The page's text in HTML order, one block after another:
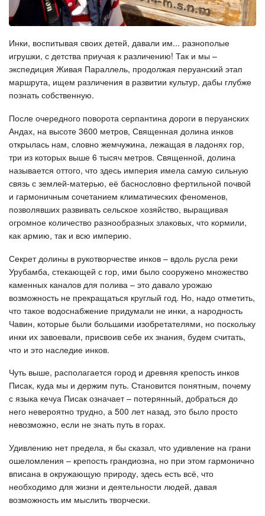
Инки, воспитывая своих детей, давали им... разнополые
игрушки, с детства приучая к различению! Так и мы –
экспедиция Живая Параллель, продолжая перуанский этап
маршрута, ищем различения в развитии культур, дабы глубже
познать собственную.
После очередного поворота серпантина дороги в перуанских
Андах, на высоте 3600 метров, Священная долина инков
открылась нам, словно жемчужина, лежащая в ладонях гор,
три из которых выше 6 тысяч метров. Священной, долина
называется оттого, что здесь империя имела самую сильную
связь с землей-матерью, её баснословно фертильной почвой
и гармоничным сочетанием климатических феноменов,
позволявших развивать сельское хозяйство, выращивая
огромное количество разнообразных злаковых, что кормили,
как армию, так и всю империю.
Секрет долины в рукотворчестве инков – вдоль русла реки
Урубамба, стекающей с гор, ими было сооружено множество
каменных каналов для полива – это давало урожаю
возможность не прекращаться круглый год. Но, надо отметить,
что такое водоснабжение придумали не инки, а народность
Чавин, которые были большими изобретателями, но поскольку
инки их завоевали, присвоив себе их знания, будем считать,
что и это наследие инков.
Чуть выше, располагается город и древняя крепость инков
Писак, куда мы и держим путь. Становится понятным, почему
с языка кечуа Писак означает – потерянный, добраться до
него невероятно трудно, а 500 лет назад, это было просто
невозможно, если не знать путь в горах.
Удивлению нет предела, я бы сказал, что удивление на грани
ошеломления – крепость грандиозна, но при этом гармонично
вписана в окружающую природу, здесь есть всё, что
необходимо для жизни и деятельности людей, давая
возможность им мыслить творчески.